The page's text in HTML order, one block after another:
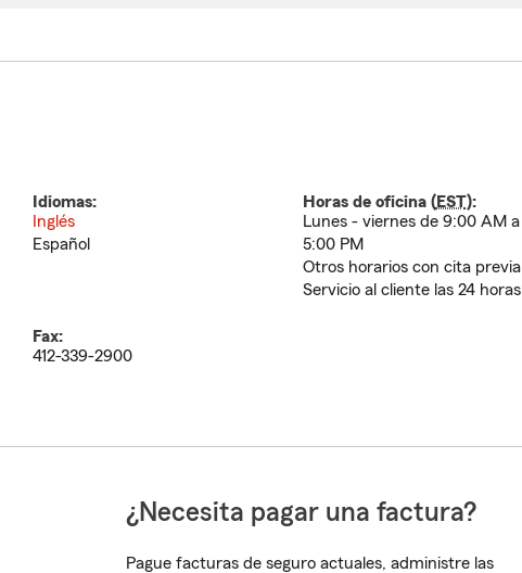
Idiomas:
Inglés
Español
Horas de oficina (EST):
Lunes - viernes de 9:00 AM a
5:00 PM
Otros horarios con cita previa
Servicio al cliente las 24 horas
Fax:
412-339-2900
¿Necesita pagar una factura?
Pague facturas de seguro actuales, administre las